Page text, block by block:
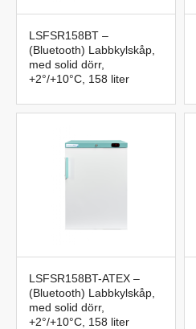
LSFSR158BT –
(Bluetooth) Labbkylskåp,
med solid dörr,
+2°/+10°C, 158 liter
LSFSR158BT-ATEX –
(Bluetooth) Labbkylskåp,
med solid dörr,
+2°/+10°C, 158 liter